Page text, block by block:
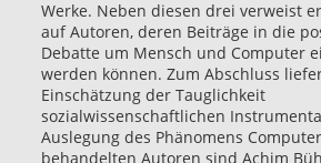
Werke. Neben diesen drei verweist
auf Autoren, deren Beiträge in die
Debatte um Mensch und Computer
werden können. Zum Abschluss
Einschätzung der Tauglichkeit
sozialwissenschaftlichen
Auslegung des Phänomens
behandelten Autoren sind Achim